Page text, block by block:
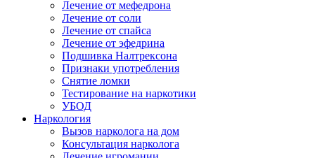
Лечение от мефедрона
Лечение от соли
Лечение от спайса
Лечение от эфедрина
Подшивка Налтрексона
Признаки употребления
Снятие ломки
Тестирование на наркотики
УБОД
Наркология
Вызов нарколога на дом
Консультация нарколога